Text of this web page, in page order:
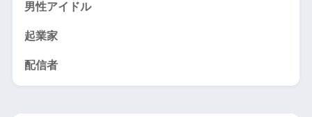
男性アイドル
起業家
配信者